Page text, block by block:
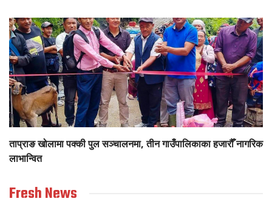
ताप्राङ खोलामा पक्की पुल सञ्चालनमा, तीन गाउँपालिकाका हजारौँ नागरिक
लाभान्वित
Fresh News